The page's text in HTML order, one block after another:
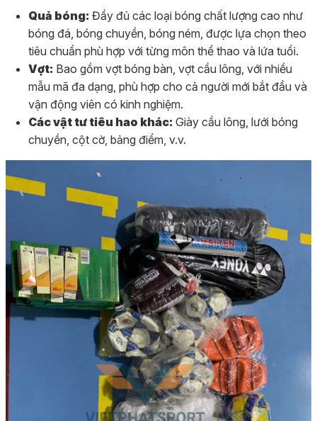
Quả bóng: Đầy đủ các loại bóng chất lượng cao như
bóng đá, bóng chuyền, bóng ném, được lựa chọn theo
tiêu chuẩn phù hợp với từng môn thể thao và lứa tuổi.
Vợt: Bao gồm vợt bóng bàn, vợt cầu lông, với nhiều
mẫu mã đa dạng, phù hợp cho cả người mới bắt đầu và
vận động viên có kinh nghiệm.
Các vật tư tiêu hao khác: Giày cầu lông, lưới bóng
chuyền, cột cờ, bảng điểm, v.v.